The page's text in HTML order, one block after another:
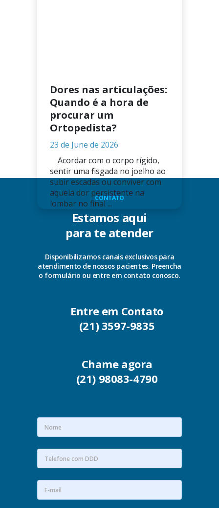
Dores nas articulações:
Quando é a hora de
procurar um
Ortopedista?
23 de June de 2026
Acordar com o corpo rígido,
sentir uma fisgada no joelho ao
subir escadas ou conviver com
aquela dor persistente na
lombar no final ...
CONTATO
Estamos aqui
para te atender
Disponibilizamos canais exclusivos para
atendimento de nossos pacientes. Preencha
o formulário ou entre em contato conosco.
Entre em Contato
(21) 3597-9835
Chame agora
(21) 98083-4790